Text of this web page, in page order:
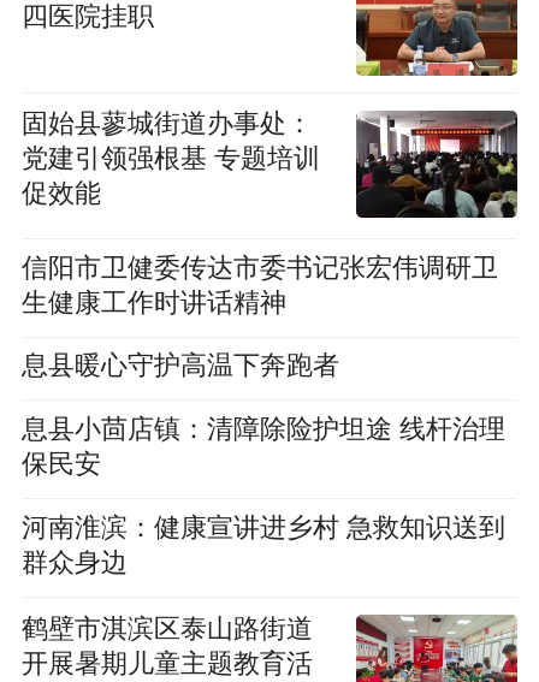
四医院挂职
固始县蓼城街道办事处：
党建引领强根基 专题培训
促效能
信阳市卫健委传达市委书记张宏伟调研卫
生健康工作时讲话精神
息县暖心守护高温下奔跑者
息县小茴店镇：清障除险护坦途 线杆治理
保民安
河南淮滨：健康宣讲进乡村 急救知识送到
群众身边
鹤壁市淇滨区泰山路街道
开展暑期儿童主题教育活